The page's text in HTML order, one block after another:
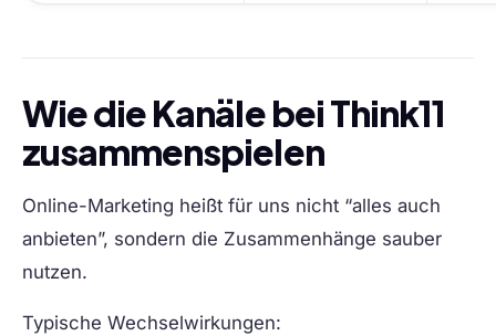
Wie die Kanäle bei Think11
zusammenspielen
Online-Marketing heißt für uns nicht “alles auch
anbieten”, sondern die Zusammenhänge sauber
nutzen.
Typische Wechselwirkungen: